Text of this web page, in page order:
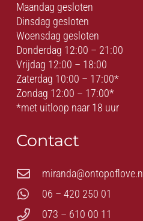
Maandag gesloten
Dinsdag gesloten
Woensdag gesloten
Donderdag 12:00 – 21:00
Vrijdag 12:00 – 18:00
Zaterdag 10:00 – 17:00*
Zondag 12:00 – 17:00*
*met uitloop naar 18 uur
Contact
miranda@ontopoflove.nl
06 – 420 250 01
073 – 610 00 11